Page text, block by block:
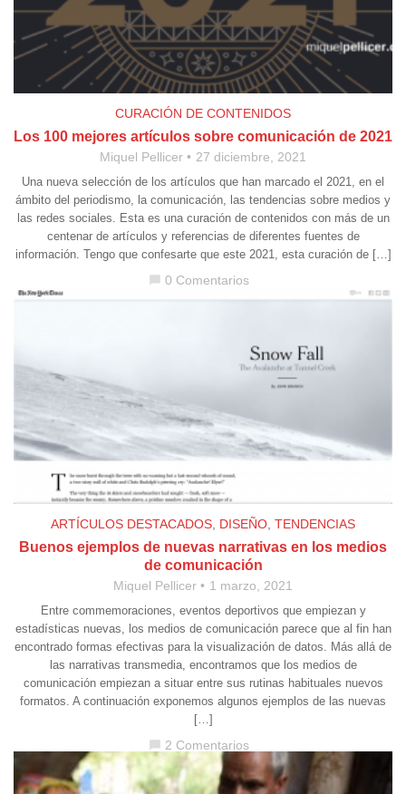
CURACIÓN DE CONTENIDOS
Los 100 mejores artículos sobre comunicación de 2021
Miquel Pellicer 27 diciembre, 2021
Una nueva selección de los artículos que han marcado el 2021, en el
ámbito del periodismo, la comunicación, las tendencias sobre medios y
las redes sociales. Esta es una curación de contenidos con más de un
centenar de artículos y referencias de diferentes fuentes de
información. Tengo que confesarte que este 2021, esta curación de […]
chat_bubble 0 Comentarios
ARTÍCULOS DESTACADOS DISEÑO TENDENCIAS
Buenos ejemplos de nuevas narrativas en los medios
de comunicación
Miquel Pellicer 1 marzo, 2021
Entre commemoraciones, eventos deportivos que empiezan y
estadísticas nuevas, los medios de comunicación parece que al fin han
encontrado formas efectivas para la visualización de datos. Más allá de
las narrativas transmedia, encontramos que los medios de
comunicación empiezan a situar entre sus rutinas habituales nuevos
formatos. A continuación exponemos algunos ejemplos de las nuevas
[…]
chat_bubble 2 Comentarios